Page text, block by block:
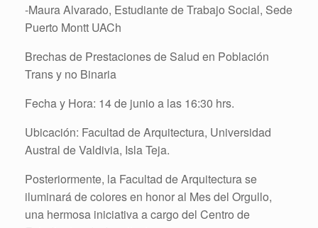
-Maura Alvarado, Estudiante de Trabajo Social, Sede
Puerto Montt UACh
Brechas de Prestaciones de Salud en Población
Trans y no Binaria
Fecha y Hora: 14 de junio a las 16:30 hrs.
Ubicación: Facultad de Arquitectura, Universidad
Austral de Valdivia, Isla Teja.
Posteriormente, la Facultad de Arquitectura se
iluminará de colores en honor al Mes del Orgullo,
una hermosa iniciativa a cargo del Centro de